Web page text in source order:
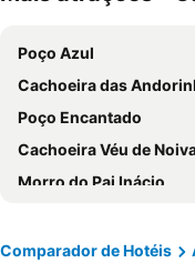
Poço Azul
Cachoeira das
Poço Encantado
Cachoeira Véu de
Morro do Pai Inácio
Comparador de Hotéis